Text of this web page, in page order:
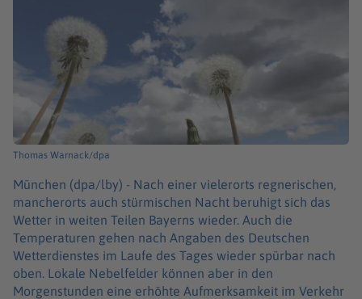
Thomas Warnack/dpa
München (dpa/lby) - Nach einer vielerorts regnerischen,
mancherorts auch stürmischen Nacht beruhigt sich das
Wetter in weiten Teilen Bayerns wieder. Auch die
Temperaturen gehen nach Angaben des Deutschen
Wetterdienstes im Laufe des Tages wieder spürbar nach
oben. Lokale Nebelfelder können aber in den
Morgenstunden eine erhöhte Aufmerksamkeit im Verkehr